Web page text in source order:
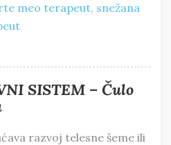
meo terapeut, snežana
SISTEM – Čulo
razvoj telesne šeme ili